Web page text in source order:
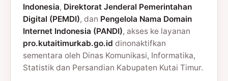
Indonesia, Direktorat Jenderal Pemerintahan
Digital (PEMDI), dan Pengelola Nama Domain
Internet Indonesia (PANDI), akses ke layanan
pro.kutaitimurkab.go.id dinonaktifkan
sementara oleh Dinas Komunikasi, Informatika,
Statistik dan Persandian Kabupaten Kutai Timur.